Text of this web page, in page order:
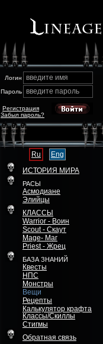
Логин введите имя
Пароль введите пароль
Забыл пароль?
Регистрация
Ru
Eng
ИСТОРИЯ МИРА
РАСЫ
Асмодиане
Элийцы
КЛАССЫ
Warrior - Воин
Scout - Скаут
Mage- Маг
Priest - Жрец
БАЗА ЗНАНИЙ
Квесты
НПС
Монстры
Вещи
Рецепты
Калькулятор крафта
Классы/Скиллы
Стигмы
Обратная связь